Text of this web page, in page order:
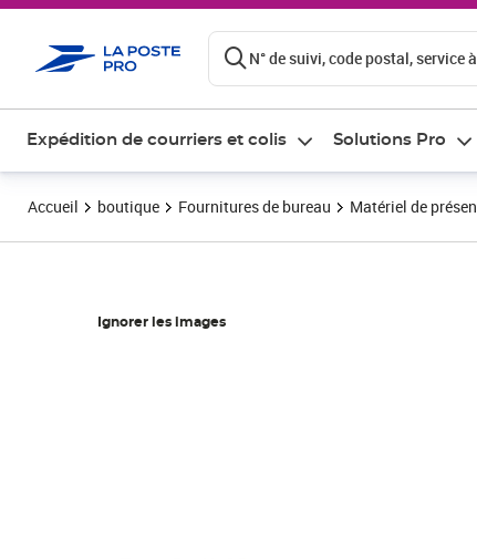
N° de suivi, code postal, service
Expédition de courriers et colis Solutions Pro
Accueil boutique Fournitures de bureau Matériel de
Ignorer les images